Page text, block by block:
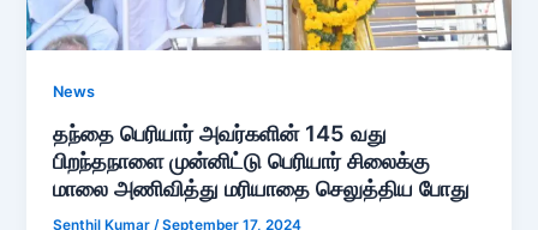
News
தந்தை பெரியார் அவர்களின் 145 வது
பிறந்தநாளை முன்னிட்டு பெரியார் சிலைக்கு
மாலை அணிவித்து மரியாதை செலுத்திய போது
Senthil Kumar/September 17, 2024